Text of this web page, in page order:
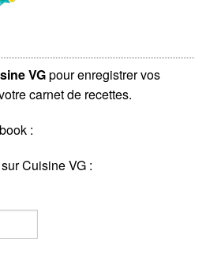
VGpour enregistrer vos
carnet de recettes.
:
Cuisine VG :